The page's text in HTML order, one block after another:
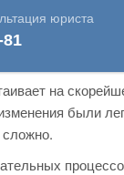
на
были